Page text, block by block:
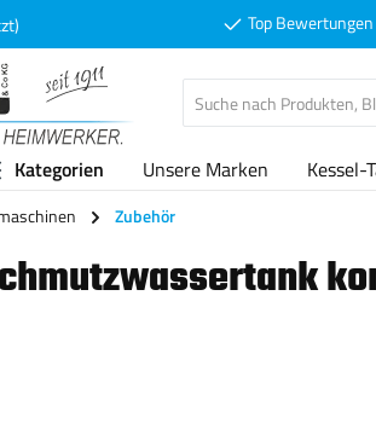
Top
Kategorien Unsere Marken Kessel-
Zubehör